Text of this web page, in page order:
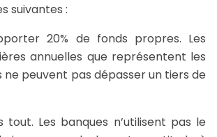
suivantes :
20% de fonds propres. Les
annuelles que représentent les
ne peuvent pas dépasser un tiers de
tout. Les banques n’utilisent pas le